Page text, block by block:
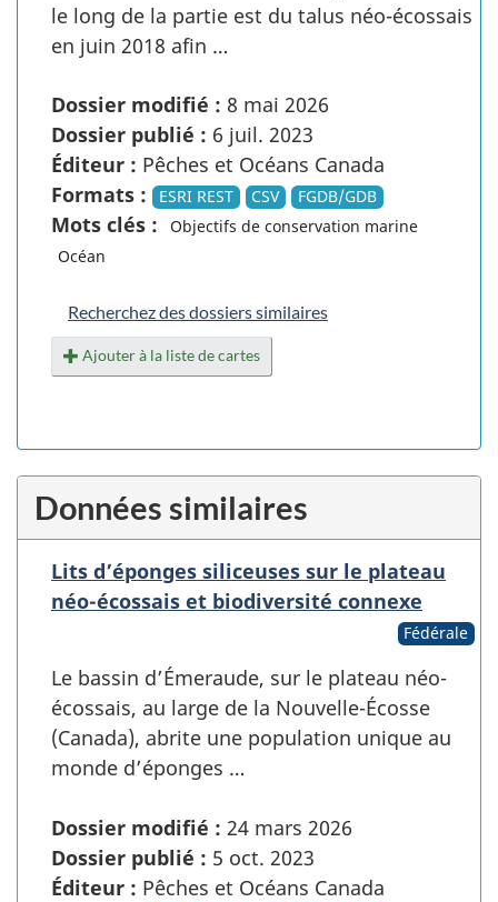
le long de la partie est du talus néo-écossais
en juin 2018 afin …
Dossier modifié : 8 mai 2026
Dossier publié : 6 juil. 2023
Éditeur : Pêches et Océans Canada
Formats :
ESRI REST CSV FGDB/GDB
Mots clés :
Objectifs de conservation marine
Océan
Recherchez des dossiers similaires
Ajouter à la liste de cartes
Données similaires
Lits d’éponges siliceuses sur le plateau
néo-écossais et biodiversité connexe
Fédérale
Le bassin d’Émeraude, sur le plateau néo-
écossais, au large de la Nouvelle-Écosse
(Canada), abrite une population unique au
monde d’éponges …
Dossier modifié : 24 mars 2026
Dossier publié : 5 oct. 2023
Éditeur : Pêches et Océans Canada